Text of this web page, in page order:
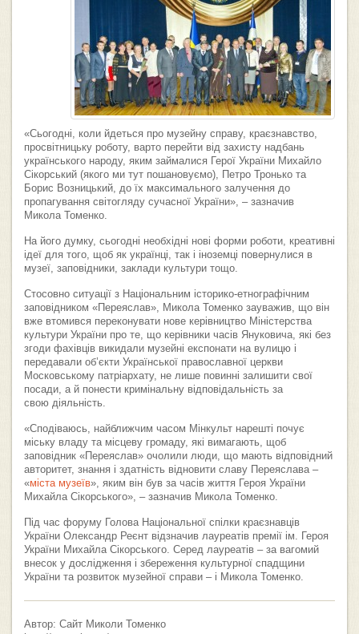
«Сьогодні, коли йдеться про музейну справу, краєзнавство,
просвітницьку роботу, варто перейти від захисту надбань
українського народу, яким займалися Герої України Михайло
Сікорський (якого ми тут пошановуємо), Петро Тронько та
Борис Возницький, до їх максимального залучення до
пропагування світогляду сучасної України», – зазначив
Микола Томенко.
На його думку, сьогодні необхідні нові форми роботи, креативні
ідеї для того, щоб як українці, так і іноземці повернулися в
музеї, заповідники, заклади культури тощо.
Стосовно ситуації з Національним історико-етнографічним
заповідником «Переяслав», Микола Томенко зауважив, що він
вже втомився переконувати нове керівництво Міністерства
культури України про те, що керівники часів Януковича, які без
згоди фахівців викидали музейні експонати на вулицю і
передавали об’єкти Української православної церкви
Московському патріархату, не лише повинні залишити свої
посади, а й понести кримінальну відповідальність за
свою діяльність.
«Сподіваюсь, найближчим часом Мінкульт нарешті почує
міську владу та місцеву громаду, які вимагають, щоб
заповідник «Переяслав» очолили люди, що мають відповідний
авторитет, знання і здатність відновити славу Переяслава –
«міста музеїв», яким він був за часів життя Героя України
Михайла Сікорського», – зазначив Микола Томенко.
Під час форуму Голова Національної спілки краєзнавців
України Олександр Реєнт відзначив лауреатів премії ім. Героя
України Михайла Сікорського. Серед лауреатів – за вагомий
внесок у дослідження і збереження культурної спадщини
України та розвиток музейної справи – і Микола Томенко.
Автор: Сайт Миколи Томенко